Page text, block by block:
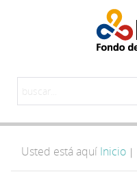
Usted está aquí Inicio |